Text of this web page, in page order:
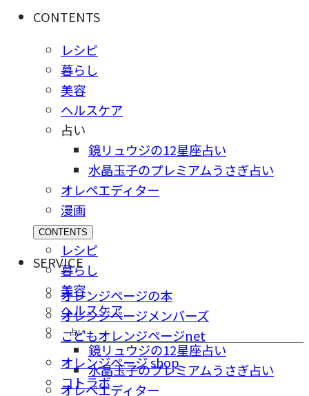
CONTENTS
レシピ
暮らし
美容
ヘルスケア
占い
鏡リュウジの12星座占い
水晶玉子のプレミアムうさぎ占い
オレペエディター
漫画
CONTENTS
レシピ
暮らし
美容
ヘルスケア
占い
鏡リュウジの12星座占い
水晶玉子のプレミアムうさぎ占い
オレペエディター
SERVICE
オレンジページの本
オレンジページメンバーズ
こどもオレンジページnet
オレンジページ shop
コトラボ